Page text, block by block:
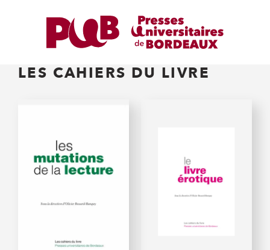
LES CAHIERS DU LIVRE